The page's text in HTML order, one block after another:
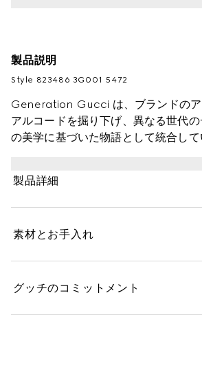
製品説明
Style ‎823486 3G001 5472
Generation Gucci は、ブランドのア
アルコードを掘り下げ、異なる世代
の美学に基づいた物語として統合し
製品詳細
素材とお手入れ
グッチのコミットメント